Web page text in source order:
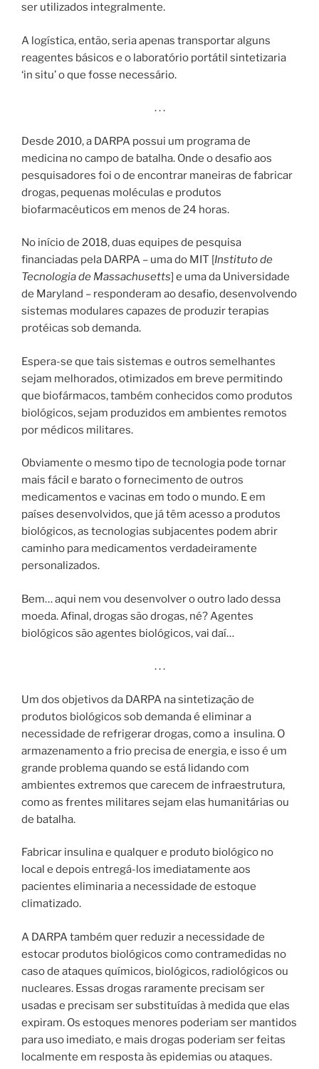
ser utilizados integralmente.
A logística, então, seria apenas transportar alguns
reagentes básicos e o laboratório portátil sintetizaria
‘in situ’ o que fosse necessário.
. . .
Desde 2010, a DARPA possui um programa de
medicina no campo de batalha. Onde o desafio aos
pesquisadores foi o de encontrar maneiras de fabricar
drogas, pequenas moléculas e produtos
biofarmacêuticos em menos de 24 horas.
No início de 2018, duas equipes de pesquisa
financiadas pela DARPA – uma do MIT [Instituto de
Tecnologia de Massachusetts] e uma da Universidade
de Maryland – responderam ao desafio, desenvolvendo
sistemas modulares capazes de produzir terapias
protéicas sob demanda.
Espera-se que tais sistemas e outros semelhantes
sejam melhorados, otimizados em breve permitindo
que biofármacos, também conhecidos como produtos
biológicos, sejam produzidos em ambientes remotos
por médicos militares.
Obviamente o mesmo tipo de tecnologia pode tornar
mais fácil e barato o fornecimento de outros
medicamentos e vacinas em todo o mundo. E em
países desenvolvidos, que já têm acesso a produtos
biológicos, as tecnologias subjacentes podem abrir
caminho para medicamentos verdadeiramente
personalizados.
Bem… aqui nem vou desenvolver o outro lado dessa
moeda. Afinal, drogas são drogas, né? Agentes
biológicos são agentes biológicos, vai daí…
. . .
Um dos objetivos da DARPA na sintetização de
produtos biológicos sob demanda é eliminar a
necessidade de refrigerar drogas, como a insulina. O
armazenamento a frio precisa de energia, e isso é um
grande problema quando se está lidando com
ambientes extremos que carecem de infraestrutura,
como as frentes militares sejam elas humanitárias ou
de batalha.
Fabricar insulina e qualquer e produto biológico no
local e depois entregá-los imediatamente aos
pacientes eliminaria a necessidade de estoque
climatizado.
A DARPA também quer reduzir a necessidade de
estocar produtos biológicos como contramedidas no
caso de ataques químicos, biológicos, radiológicos ou
nucleares. Essas drogas raramente precisam ser
usadas e precisam ser substituídas à medida que elas
expiram. Os estoques menores poderiam ser mantidos
para uso imediato, e mais drogas poderiam ser feitas
localmente em resposta às epidemias ou ataques.